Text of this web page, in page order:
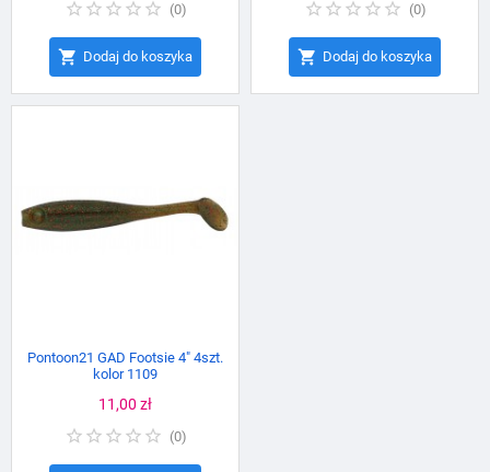
(0)
 Dodaj do koszyka
(0)
 Dodaj do koszyka
Pontoon21 GAD Footsie 4" 4szt.
kolor 1109
Cena
11,00 zł
(0)